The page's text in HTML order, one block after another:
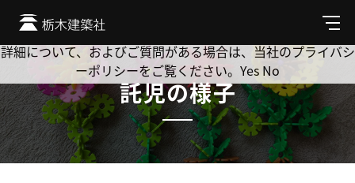
メ
ニ
ュ
託児の様子
Cookie を使用して、お客様の活動を追跡してもよろしいです
か? 当社ではお客様のプライバシーを極めて重視しています。
詳細について、およびご質問がある場合は、当社のプライバシ
ーポリシーをご覧ください。 Yes No